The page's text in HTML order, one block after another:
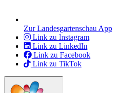
Zur Landesgartenschau App
Link zu Instagram
Link zu LinkedIn
Link zu Facebook
Link zu TikTok